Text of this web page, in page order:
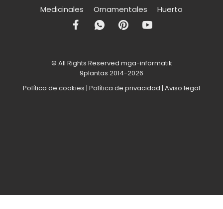
Medicinales Ornamentales Huerto
© All Rights Reserved mga-informatik
9plantas 2014-2026
Política de cookies | Política de privacidad | Aviso legal